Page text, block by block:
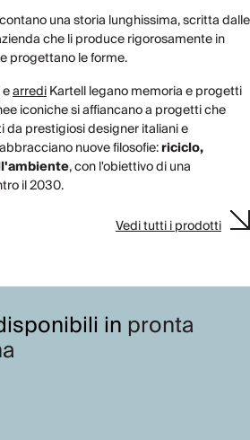
una storia lunghissima, scritta dalle
che li produce rigorosamente in
progettano le forme.
earrediKartell legano memoria e progetti
iconiche si affiancano a progetti che
da prestigiosi designer italiani e
nuove filosofie:riciclo,
, con l'obiettivo di una
il 2030.
Vedi tutti i prodotti
in pronta